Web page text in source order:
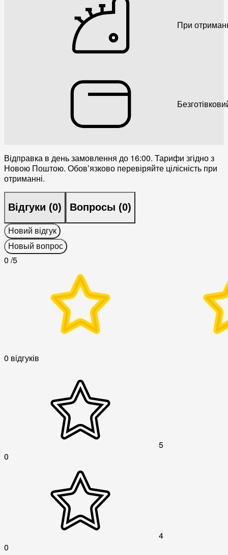
При
Відправка в день замовлення до 16:00. Тарифи згідно з
Новою Поштою. Обовʼязково перевіряйте цілісність при
отриманні.
Відгуки (0) Вопросы (0)
Новий відгук
Новый вопрос
0 /5
0 відгуків
5
0
4
0